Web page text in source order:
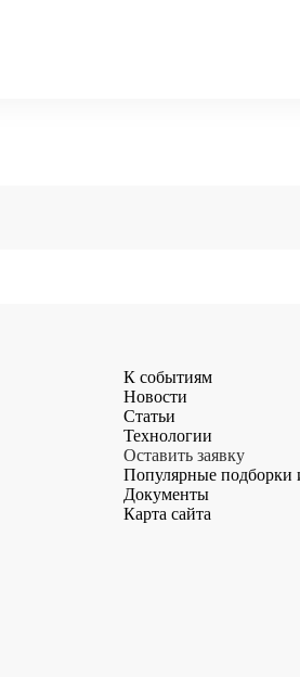
К событиям
Новости
Статьи
Технологии
Оставить заявку
Популярные подборки
Документы
Карта сайта